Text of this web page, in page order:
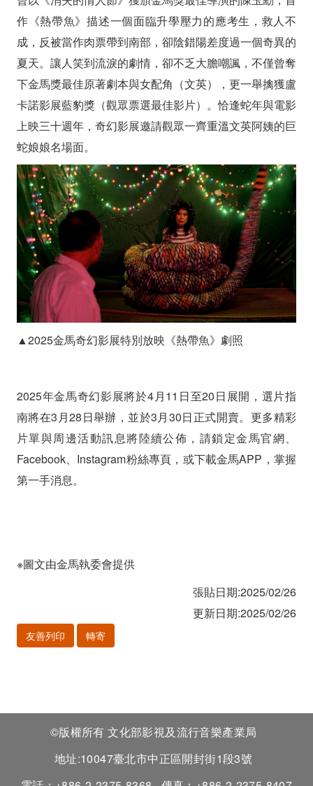
作《熱帶魚》描述一個面臨升學壓力的應考生，救人不
成，反被當作肉票帶到南部，卻陰錯陽差度過一個奇異的
夏天。讓人笑到流淚的劇情，卻不乏大膽嘲諷，不僅曾奪
下金馬獎最佳原著劇本與女配角（文英），更一舉擒獲盧
卡諾影展藍豹獎（觀眾票選最佳影片）。恰逢蛇年與電影
上映三十週年，奇幻影展邀請觀眾一齊重溫文英阿姨的巨
蛇娘娘名場面。
▲2025金馬奇幻影展特別放映《熱帶魚》劇照
2025年金馬奇幻影展將於4月11日至20日展開，選片指
南將在3月28日舉辦，並於3月30日正式開賣。更多精彩
片單與周邊活動訊息將陸續公佈，請鎖定金馬官網、
Facebook、Instagram粉絲專頁，或下載金馬APP，掌握
第一手消息。
※圖文由金馬執委會提供
張貼日期:2025/02/26
更新日期:2025/02/26
友善列印 轉寄
©版權所有 文化部影視及流行音樂產業局
地址:10047臺北市中正區開封街1段3號